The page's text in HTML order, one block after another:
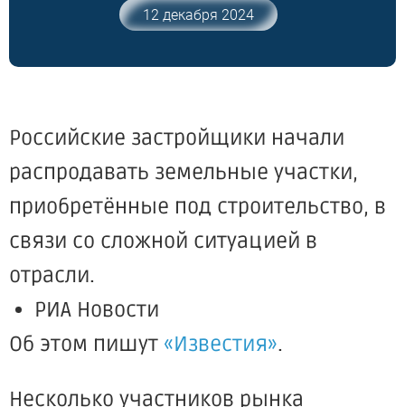
12 декабря 2024
Российские застройщики начали
распродавать земельные участки,
приобретённые под строительство, в
связи со сложной ситуацией в
отрасли.
РИА Новости
Об этом пишут «Известия».
Несколько участников рынка